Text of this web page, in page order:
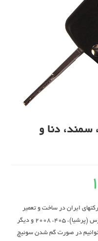
و پارس، سمند، دنا و
ایران در ساخت و تعمیر
ریموت و سوئیچ خودرو انواه پژو مانند پژو پارس (پرشیا)، 405، 2008 و دیگر
در صورت گم شدن سوئیچ